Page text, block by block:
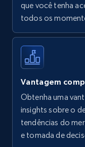
Walmart -
Specifications,
more.
5.6K+
Walmart -
using specific
que você tenha
todos os
Vantagem
Obtenha uma
insights sobre o
tendências do
e tomada de